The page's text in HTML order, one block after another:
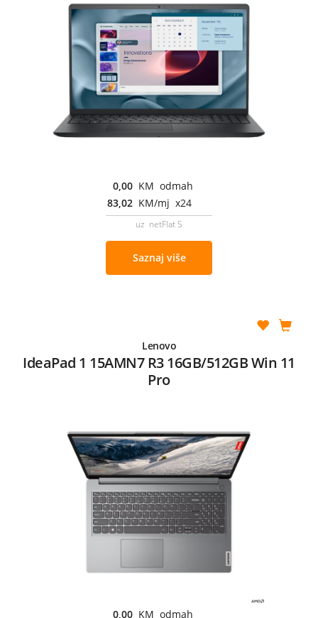
0,00 KM odmah
83,02 KM/mj x24
uz netFlat S
Saznaj više
Lenovo
IdeaPad 1 15AMN7 R3 16GB/512GB Win 11
Pro
0,00 KM odmah